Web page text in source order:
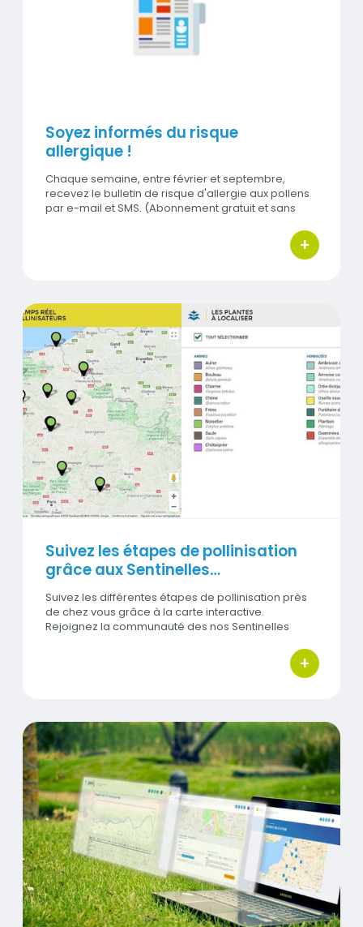
Soyez informés du risque
allergique !
Chaque semaine, entre février et septembre,
recevez le bulletin de risque d'allergie aux pollens
par e-mail et SMS. (Abonnement gratuit et sans
+
bouton
Titre
Suivez les étapes de pollinisation grâce aux
Visuel
Suivez les étapes de pollinisation
grâce aux Sentinelles…
Suivez les différentes étapes de pollinisation près
de chez vous grâce à la carte interactive.
Rejoignez la communauté des nos Sentinelles
+
bouton
Titre
Mesures des stations
Visuel